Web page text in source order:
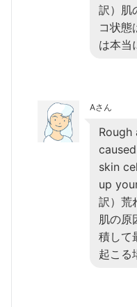
訳）肌
コ状態
は本当
Aさん
skin
up
訳）荒
肌の原
積して
起こる